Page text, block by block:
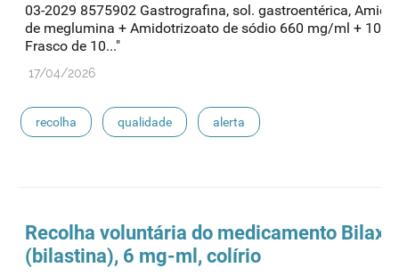
03-2029 8575902 Gastrografina, sol. gastroentérica,
de meglumina + Amidotrizoato de sódio 660 mg/ml + 100
Frasco de 10..."
17/04/2026
recolha qualidade alerta
Recolha voluntária do medicamento
(bilastina), 6 mg-ml, colírio